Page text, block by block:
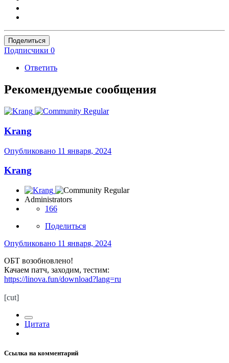
Поделиться
Подписчики 0
Ответить
Рекомендуемые сообщения
Krang
Опубликовано 11 января, 2024
Krang
Administrators
166
Поделиться
Опубликовано 11 января, 2024
ОБТ возобновлено!
Качаем патч, заходим, тестим:
https://linova.fun/download?lang=ru
[cut]
Цитата
Ссылка на комментарий